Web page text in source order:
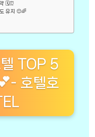
🗓️⏰
유지 😊🌈
TOP 5
호텔호